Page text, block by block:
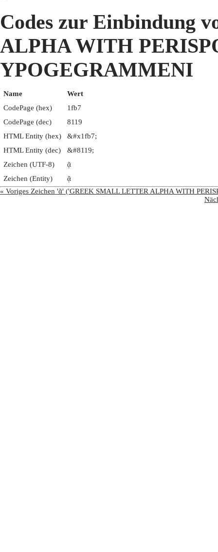
Codes zur Einbindung
ALPHA WITH
YPOGEGRAMMENI
Name
Wert
CodePage (hex)
1fb7
CodePage (dec)
8119
HTML Entity (hex)
&#x1fb7;
HTML Entity (dec)
&#8119;
Zeichen (UTF-8)
ᾷ
Zeichen (Entity)
ᾷ
« Voriges Zeichen 'ᾶ' ('GREEK SMALL LETTER ALPHA WITH